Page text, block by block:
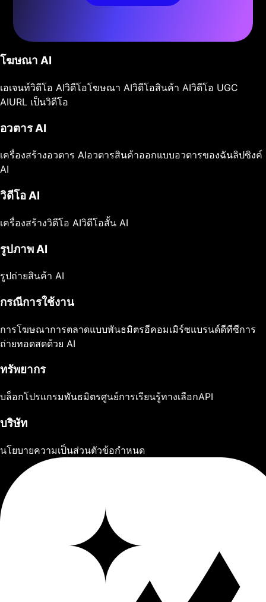
โฆษณา AI
เอเจนท์วิดีโอ AIวิดีโอโฆษณา AIวิดีโอสินค้า AIวิดีโอ UGC
AIURL เป็นวิดีโอ
อวตาร AI
เครื่องสร้างอวตาร AIอวตารสินค้าออกแบบอวตารของฉันลิปซิงค์
AI
วิดีโอ AI
เครื่องสร้างวิดีโอ AIวิดีโอสั้น AI
รูปภาพ AI
รูปถ่ายสินค้า AI
กรณีการใช้งาน
การโฆษณาการตลาดแบบพันธมิตรอีคอมเมิร์ซแบรนด์ดีทีซีการ
ถ่ายทอดสดด้วย AI
ทรัพยากร
บล็อกโปรแกรมพันธมิตรศูนย์การเรียนรู้ทางเลือกAPI
บริษัท
นโยบายความเป็นส่วนตัวข้อกำหนด